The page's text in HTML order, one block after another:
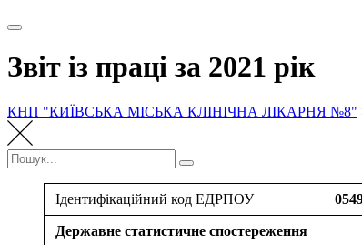
Звіт із праці за 2021 рік
КНП "КИЇВСЬКА МІСЬКА КЛІНІЧНА ЛІКАРНЯ №8"
Пошук:
Пошук
Ідентифікаційний код ЕДРПОУ
Державне статистичне спостереження